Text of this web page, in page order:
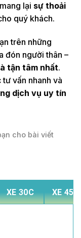
lại sự thoải
quý khách.
trên những
đón người thân –
tận tâm nhất.
vấn nhanh và
dịch vụ uy tín
cho bài viết
XE 30C XE 45C